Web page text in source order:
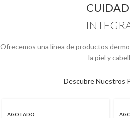
Ofrecemos una línea de productos
la piel y
Descubre Nuestros
AGOTADO